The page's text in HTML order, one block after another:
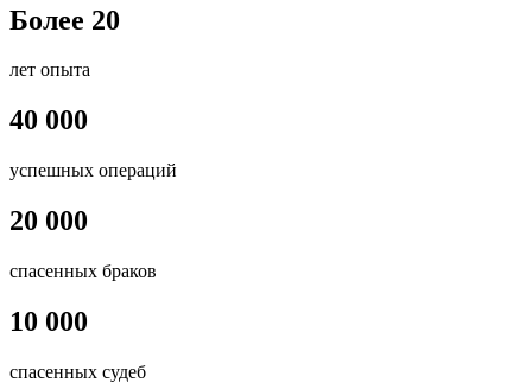
Более 20
лет опыта
40 000
успешных операций
20 000
спасенных браков
10 000
спасенных судеб